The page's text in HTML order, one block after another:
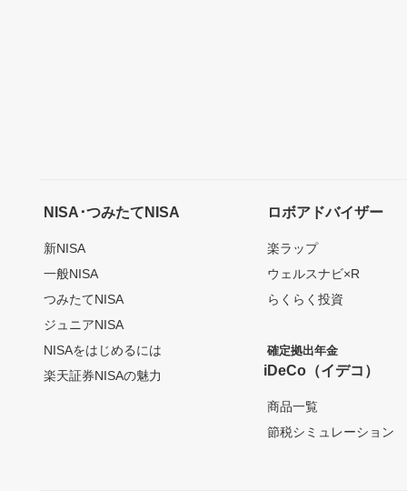
NISA･つみたてNISA
新NISA
一般NISA
つみたてNISA
ジュニアNISA
NISAをはじめるには
楽天証券NISAの魅力
ロボアドバイザー
楽ラップ
ウェルスナビ×R
らくらく投資
確定拠出年金
iDeCo（イデコ）
商品一覧
節税シミュレーション